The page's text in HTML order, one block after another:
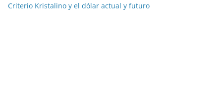
Criterio Kristalino y el dólar actual y futuro